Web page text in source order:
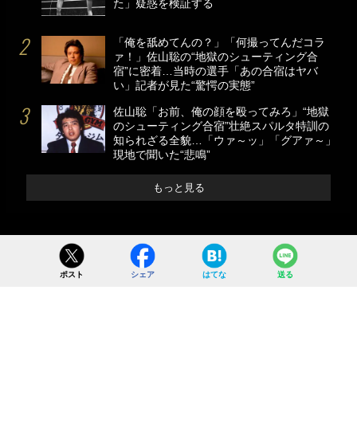
た」疑惑を検証する
「俺を舐めてんの？」「何撮ってんだコラ
ァ！」佐山聡の“地獄のシューティング合
宿”に密着…当時の選手「あの合宿はヤバ
い」記者が見た“驚愕の実態”
佐山聡「お前、俺の顔を殴ってみろ」“地獄
のシューティング合宿”壮絶スパルタ特訓の
知られざる全貌…「ウァ～ッ」「グアァ～」
現地で聞いた“悲鳴”
もっと見る
ポスト シェア はてな 送る